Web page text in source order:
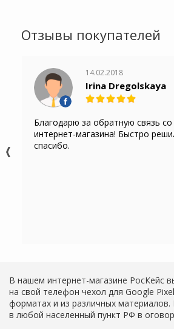
Отзывы покупателей
14.02.2018
Irina Dregolskaya
Благодарю за обратную связь
интернет-магазина! Быстро
спасибо.
В нашем интернет-магазине РосКейс
на свой телефон чехол для Google
форматах и из различных
в любой населенный пункт РФ в